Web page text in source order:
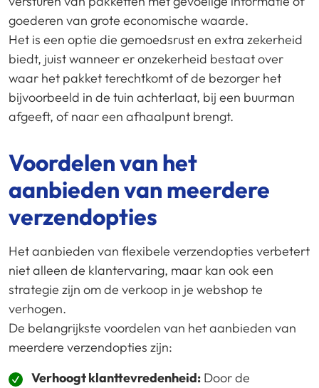
goederen van grote economische waarde.
Het is een optie die gemoedsrust en extra zekerheid
biedt, juist wanneer er onzekerheid bestaat over
waar het pakket terechtkomt of de bezorger het
bijvoorbeeld in de tuin achterlaat, bij een buurman
afgeeft, of naar een afhaalpunt brengt.
Voordelen van het
aanbieden van meerdere
verzendopties
Het aanbieden van flexibele verzendopties verbetert
niet alleen de klantervaring, maar kan ook een
strategie zijn om de verkoop in je webshop te
verhogen.
De belangrijkste voordelen van het aanbieden van
meerdere verzendopties zijn:
Verhoogt klanttevredenheid: Door de